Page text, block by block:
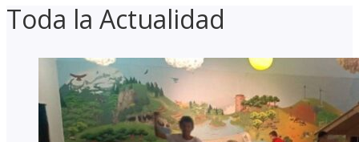
Toda la Actualidad